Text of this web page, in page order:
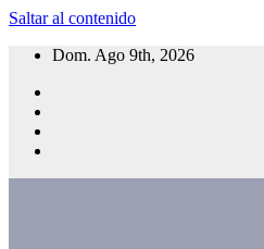
Saltar al contenido
Dom. Ago 9th, 2026